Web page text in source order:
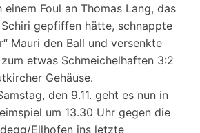
einem Foul an Thomas Lang, das
gepfiffen hätte, schnappte
Mauri den Ball und versenkte
etwas Schmeichelhaften 3:2
Gehäuse.
den 9.11. geht es nun in
um 13.30 Uhr gegen die
Ellhofen ins letzte